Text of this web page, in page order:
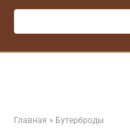
Поиск:
Главная » Бутерброды